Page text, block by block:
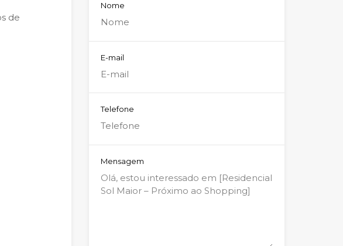
de
Nome
E-mail
Telefone
Mensagem